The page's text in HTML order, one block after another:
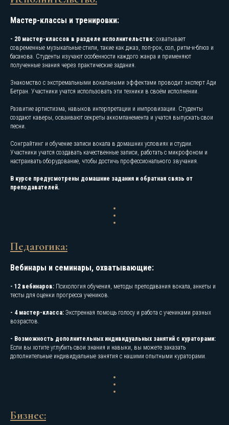
Мастер-классы и тренировки:
- 20 мастер-классов в разделе исполнительство: охватывает
современные музыкальные стили, такие как джаз, поп-рок, сол, ритм-н-блюз и
басанова. Студенты изучают особенности каждого жанра и применяют
полученные знания через практические задания.
Знакомство с экстремальными вокальными эффектами проводит эксперт Ади
Бетран. Участники учатся использовать эти техники в своём исполнении.
Развитие артистизма, навыков интерпретации и импровизации. Студенты
создают каверы, осваивают секреты аккомпанемента и учатся выпускать свои
песни.
Сонграйтинг и обучение записи вокала в домашних условиях и студии.
Участники учатся создавать качественные записи, работать с микрофоном и
настраивать оборудование, чтобы достичь профессионального звучания.
В курсе предусмотрены домашние задания и обратная связь от
преподавателей.
Педагогика:
Вебинары и семинары, охватывающие:
- 12 вебинаров: Психология обучения, методы преподавания вокала, анкеты и
тесты для оценки прогресса учеников.
- 4 мастер-класса: Экстренная помощь голосу и работа с учениками разных
возрастов.
- Возможность дополнительных индивидуальных занятий с кураторами:
Если вы хотите углубить свои знания и навыки, вы можете заказать
дополнительные индивидуальные занятия с нашими опытными кураторами.
Бизнес: